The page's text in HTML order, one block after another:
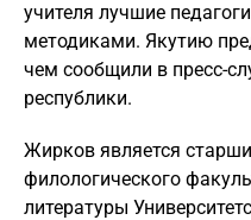
учителя лучшие
методиками. Якутию
чем сообщили в пресс-
республики.
Жирков является
филологического
литературы